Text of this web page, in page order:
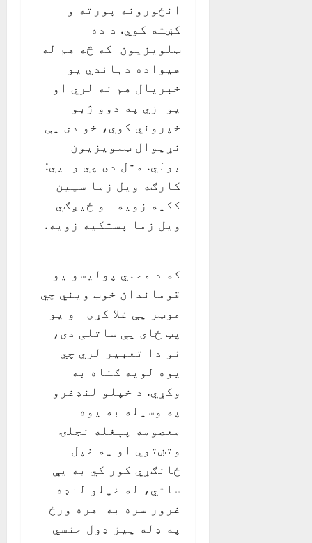
انځورونه پورته و
کښته کوي. د ده
ټلويزيون که څه هم له
هيواده دباندي يو
خبريال هم نه لري او
يوازي په دوو ژبو
خپروني کوي، خو دی يې
نړيوال ټلويزيون
بولي. متل دی چي وايي:
کارګه ويل زما سپين
ککيه زويه او ځيږګي
ويل زما پستکيه زويه.
که د محلي پوليسو يو
قوماندان خوب ويني چي
موټر يې غلا کړی او يو
پټ ځای يې ساتلی دی،
نو دا تعبير لري چي
يوه لويه ګناه به
وکړي. د خپلو لنډغرو
په وسيله به يوه
معصومه پېغله نجلۍ
وتښتوي او په خپل
ځانګړي کور کي به يې
ساتي، له خپلو لنډه
غرور سره به هره ورځ
په ډله ييز ډول جنسي